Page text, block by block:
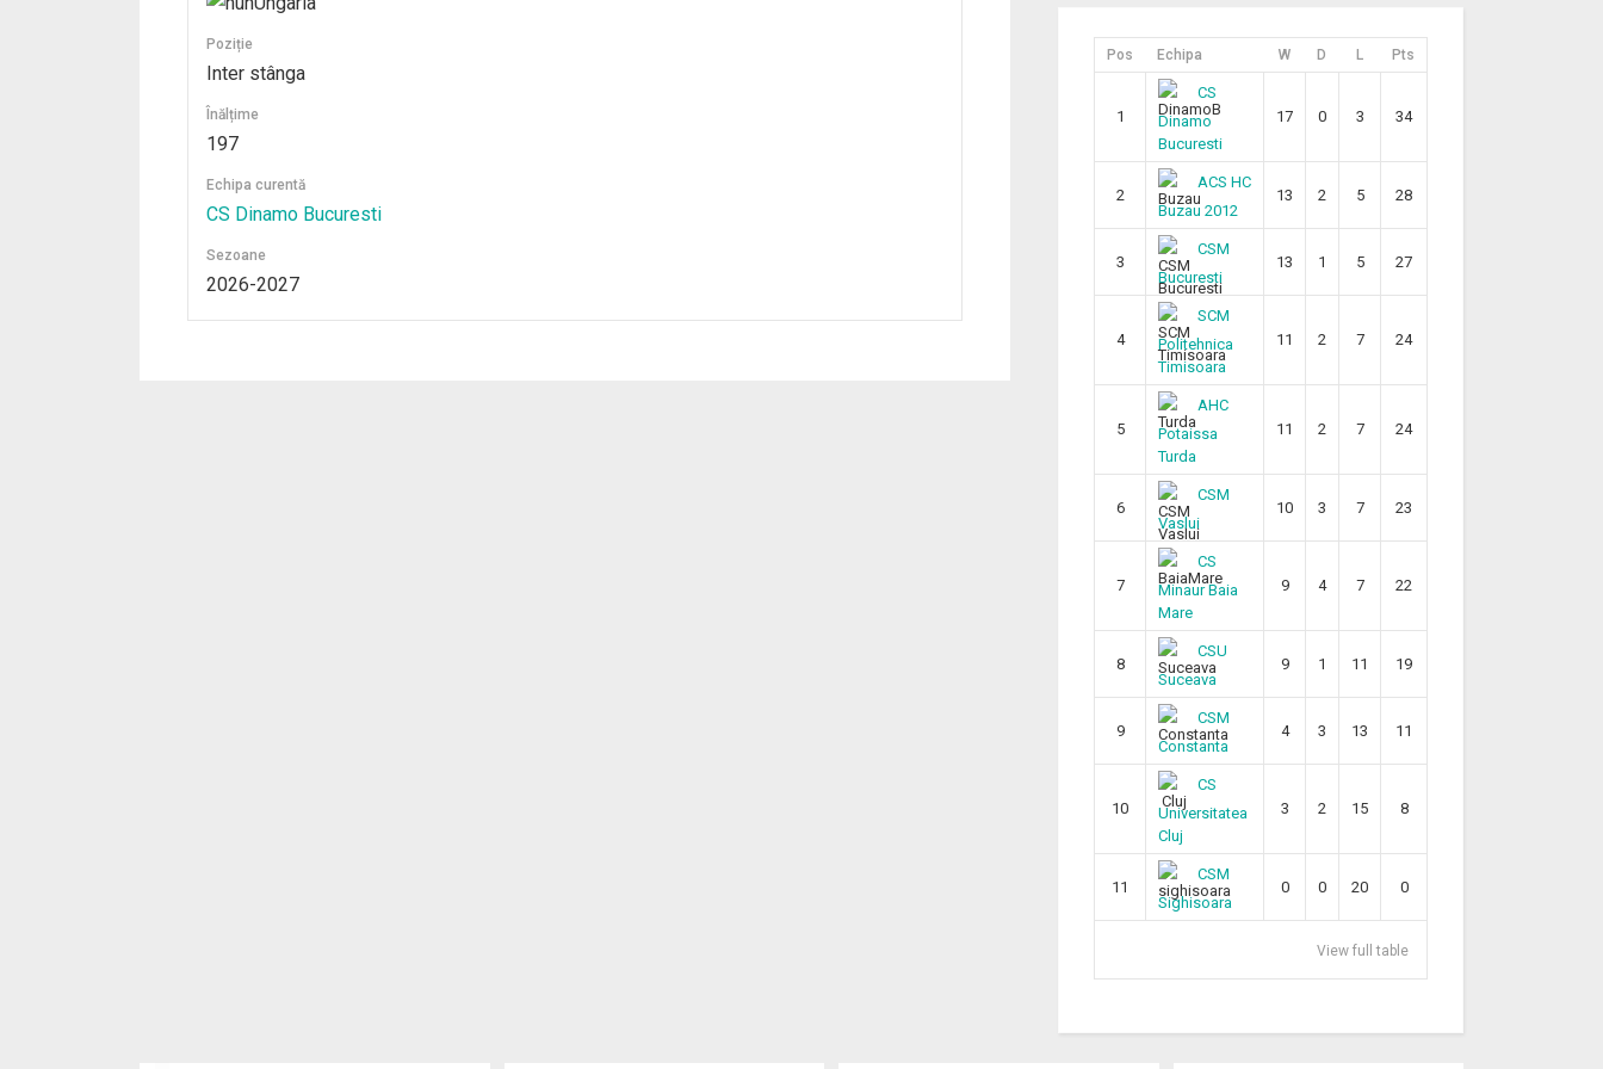
Poziție
Inter stânga
Înălțime
197
Echipa curentă
CS Dinamo Bucuresti
Sezoane
2026-2027
Pos Echipa W D L Pts
1
CS
Dinamo
Bucuresti
17 0 3 34
2
ACS HC
Buzau 2012
13 2 5 28
3
CSM
Bucuresti
13 1 5 27
4
SCM
Politehnica
Timisoara
11 2 7 24
5
AHC
Potaissa
Turda
11 2 7 24
6
CSM
Vaslui
10 3 7 23
7
CS
Minaur Baia
Mare
9 4 7 22
8
CSU
Suceava
9 1 11 19
9
CSM
Constanta
4 3 13 11
10
CS
Universitatea
Cluj
3 2 15 8
11
CSM
Sighisoara
0 0 20 0
View full table